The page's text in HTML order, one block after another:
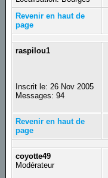
Revenir en haut de
page
raspilou1
Inscrit le: 26 Nov 2005
Messages: 94
Revenir en haut de
page
coyotte49
Modérateur